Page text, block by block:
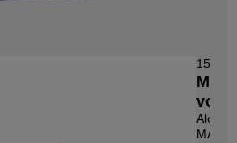
des sapeurs-pompiers